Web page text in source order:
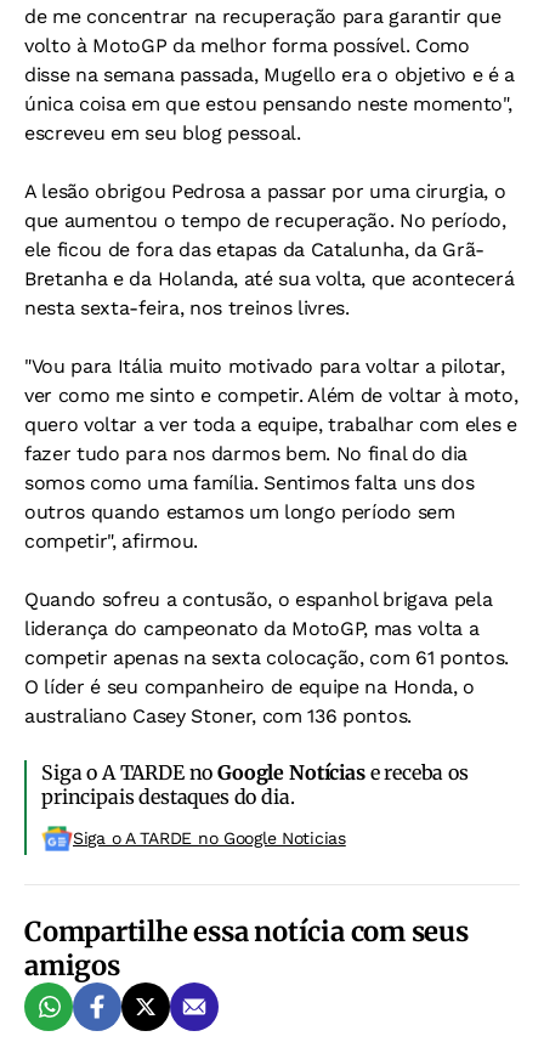
de me concentrar na recuperação para garantir que
volto à MotoGP da melhor forma possível. Como
disse na semana passada, Mugello era o objetivo e é a
única coisa em que estou pensando neste momento",
escreveu em seu blog pessoal.
A lesão obrigou Pedrosa a passar por uma cirurgia, o
que aumentou o tempo de recuperação. No período,
ele ficou de fora das etapas da Catalunha, da Grã-
Bretanha e da Holanda, até sua volta, que acontecerá
nesta sexta-feira, nos treinos livres.
"Vou para Itália muito motivado para voltar a pilotar,
ver como me sinto e competir. Além de voltar à moto,
quero voltar a ver toda a equipe, trabalhar com eles e
fazer tudo para nos darmos bem. No final do dia
somos como uma família. Sentimos falta uns dos
outros quando estamos um longo período sem
competir", afirmou.
Quando sofreu a contusão, o espanhol brigava pela
liderança do campeonato da MotoGP, mas volta a
competir apenas na sexta colocação, com 61 pontos.
O líder é seu companheiro de equipe na Honda, o
australiano Casey Stoner, com 136 pontos.
Siga o A TARDE noGoogle Notíciase receba os
principais destaques do dia.
Siga o A TARDE no Google Noticias
Compartilhe essa notícia com seus
amigos